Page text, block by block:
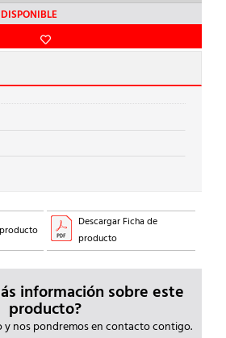
Descargar Ficha de
producto
información sobre este
producto?
nos pondremos en contacto contigo.